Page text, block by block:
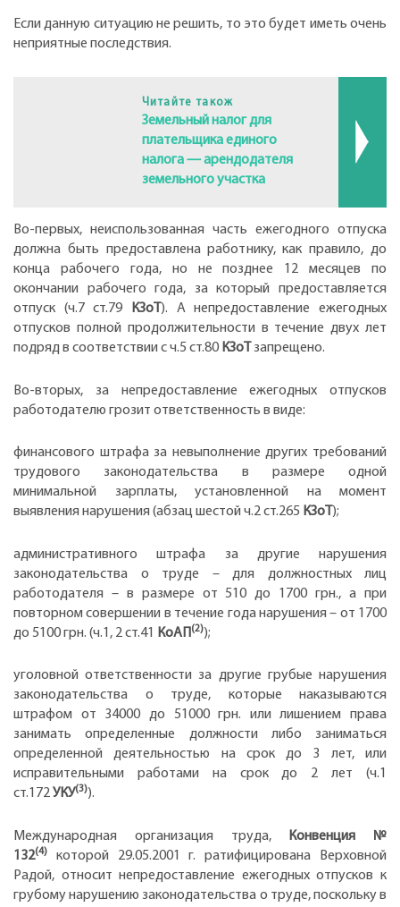
Если данную ситуацию не решить, то это будет иметь очень
неприятные последствия.
Читайте також
Земельный налог для
плательщика единого
налога — арендодателя
земельного участка
Во-первых, неиспользованная часть ежегодного отпуска
должна быть предоставлена работнику, как правило, до
конца рабочего года, но не позднее 12 месяцев по
окончании рабочего года, за который предоставляется
отпуск (ч.7 ст.79
КЗоТ ). А непредоставление ежегодных
отпусков полной продолжительности в течение двух лет
подряд в соответствии с ч.5 ст.80 КЗоТ запрещено.
Во-вторых, за непредоставление ежегодных отпусков
работодателю грозит ответственность в виде:
финансового штрафа за невыполнение других требований
трудового законодательства в размере одной
минимальной зарплаты, установленной на момент
выявления нарушения (абзац шестой ч.2 ст.265 КЗоТ );
административного штрафа за другие нарушения
законодательства о труде – для должностных лиц
работодателя – в размере от 510 до 1700 грн., а при
повторном совершении в течение года нарушения – от 1700
до 5100 грн. (ч.1, 2 ст.41
КоАП (2));
уголовной ответственности за другие грубые нарушения
законодательства о труде, которые наказываются
штрафом от 34000 до 51000 грн. или лишением права
занимать определенные должности либо заниматься
определенной деятельностью на срок до 3 лет, или
исправительными работами на срок до 2 лет (ч.1
ст.172УКУ(3)).
Международная организация труда,
Конвенция №
132(4)
которой 29.05.2001 г. ратифицирована Верховной
Радой, относит непредоставление ежегодных отпусков к
грубому нарушению законодательства о труде, поскольку в